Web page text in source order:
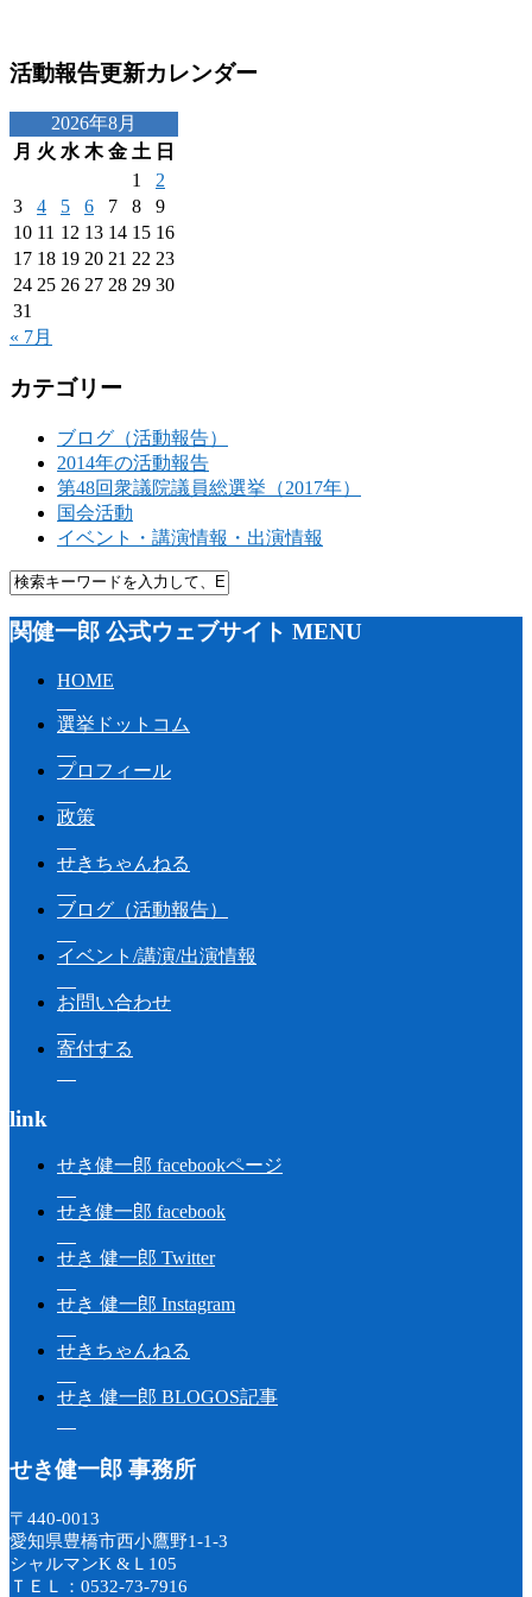
活動報告更新カレンダー
2026年8月
月 火 水 木 金 土 日
1
2
3
4 5 6 7 8
9
10 11 12 13 14 15 16
17 18 19 20 21 22 23
24 25 26 27 28 29 30
31
« 7月
カテゴリー
ブログ（活動報告）
2014年の活動報告
第48回衆議院議員総選挙（2017年）
国会活動
イベント・講演情報・出演情報
関健一郎 公式ウェブサイト MENU
HOME
選挙ドットコム
プロフィール
政策
せきちゃんねる
ブログ（活動報告）
イベント/講演/出演情報
お問い合わせ
寄付する
link
せき健一郎 facebookページ
せき健一郎 facebook
せき 健一郎 Twitter
せき 健一郎 Instagram
せきちゃんねる
せき 健一郎 BLOGOS記事
せき健一郎 事務所
〒440-0013
愛知県豊橋市西小鷹野1-1-3
シャルマンK &Ｌ105
ＴＥＬ：0532-73-7916